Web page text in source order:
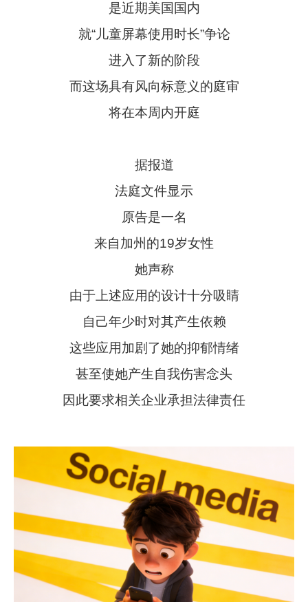
是近期美国国内
就“儿童屏幕使用时长”争论
进入了新的阶段
而这场具有风向标意义的庭审
将在本周内开庭
据报道
法庭文件显示
原告是一名
来自加州的19岁女性
她声称
由于上述应用的设计十分吸睛
自己年少时对其产生依赖
这些应用加剧了她的抑郁情绪
甚至使她产生自我伤害念头
因此要求相关企业承担法律责任